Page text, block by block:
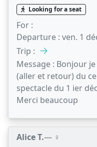
Looking for a seat
For :
Departure : ven. 1
Trip : →
Message : Bonjour
(aller et retour) du
spectacle du 1 ier
Merci beaucoup
Alice T.— ♀️